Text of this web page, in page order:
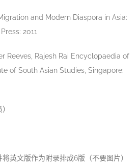
and Modern Diaspora in Asia:
2011
‎Rajesh Rai Encyclopaedia of
of South Asian Studies, Singapore:
英文版作为附录排成6版（不要图片）